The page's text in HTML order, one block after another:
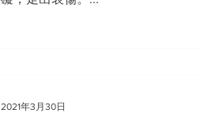
2021年3月30日